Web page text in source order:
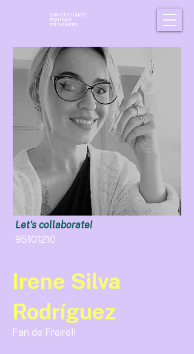
CONSTRUÍMOS
EQUIDAD
DE GÉNERO
Let's collaborate!
95101210
Irene Silva
Rodríguez
Fan de Freire!!